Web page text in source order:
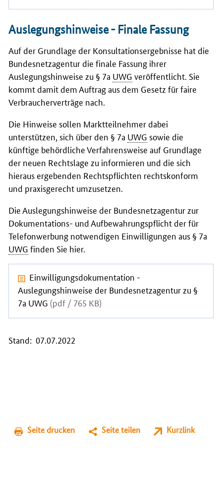
Auslegungshinweise - Finale Fassung
Auf der Grundlage der Konsultationsergebnisse hat die
Bundesnetzagentur die finale Fassung ihrer
Auslegungshinweise zu § 7a UWG veröffentlicht. Sie
kommt damit dem Auftrag aus dem Gesetz für faire
Verbraucherverträge nach.
Die Hinweise sollen Marktteilnehmer dabei
unterstützen, sich über den § 7a UWG sowie die
künftige behördliche Verfahrensweise auf Grundlage
der neuen Rechtslage zu informieren und die sich
hieraus ergebenden Rechtspflichten rechtskonform
und praxisgerecht umzusetzen.
Die Auslegungshinweise der Bundesnetzagentur zur
Dokumentations- und Aufbewahrungspflicht der für
Telefonwerbung notwendigen Einwilligungen aus § 7a
UWG finden Sie hier.
Einwilligungsdokumentation -
Auslegungshinweise der Bundesnetzagentur zu §
7a UWG (pdf / 765 KB)
Stand: 07.07.2022
Seite drucken Seite teilen Kurzlink